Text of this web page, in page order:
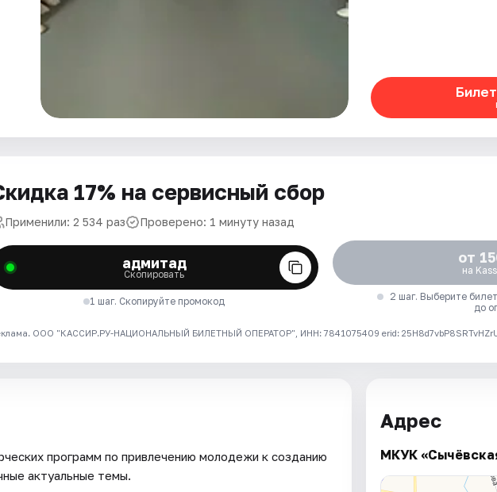
17% на сервисный сбор
Применили: 2 534 раз Проверено: 1 минуту назад
адмитад
Скопировать
1 шаг. Скопируйте промокод
от
на
2 шаг. Выберите
до
ООО "КАССИР.РУ-НАЦИОНАЛЬНЫЙ БИЛЕТНЫЙ ОПЕРАТОР", ИНН: 7841075409 erid:
программ по привлечению молодежи к созданию
актуальные темы.
Адрес
МКУК